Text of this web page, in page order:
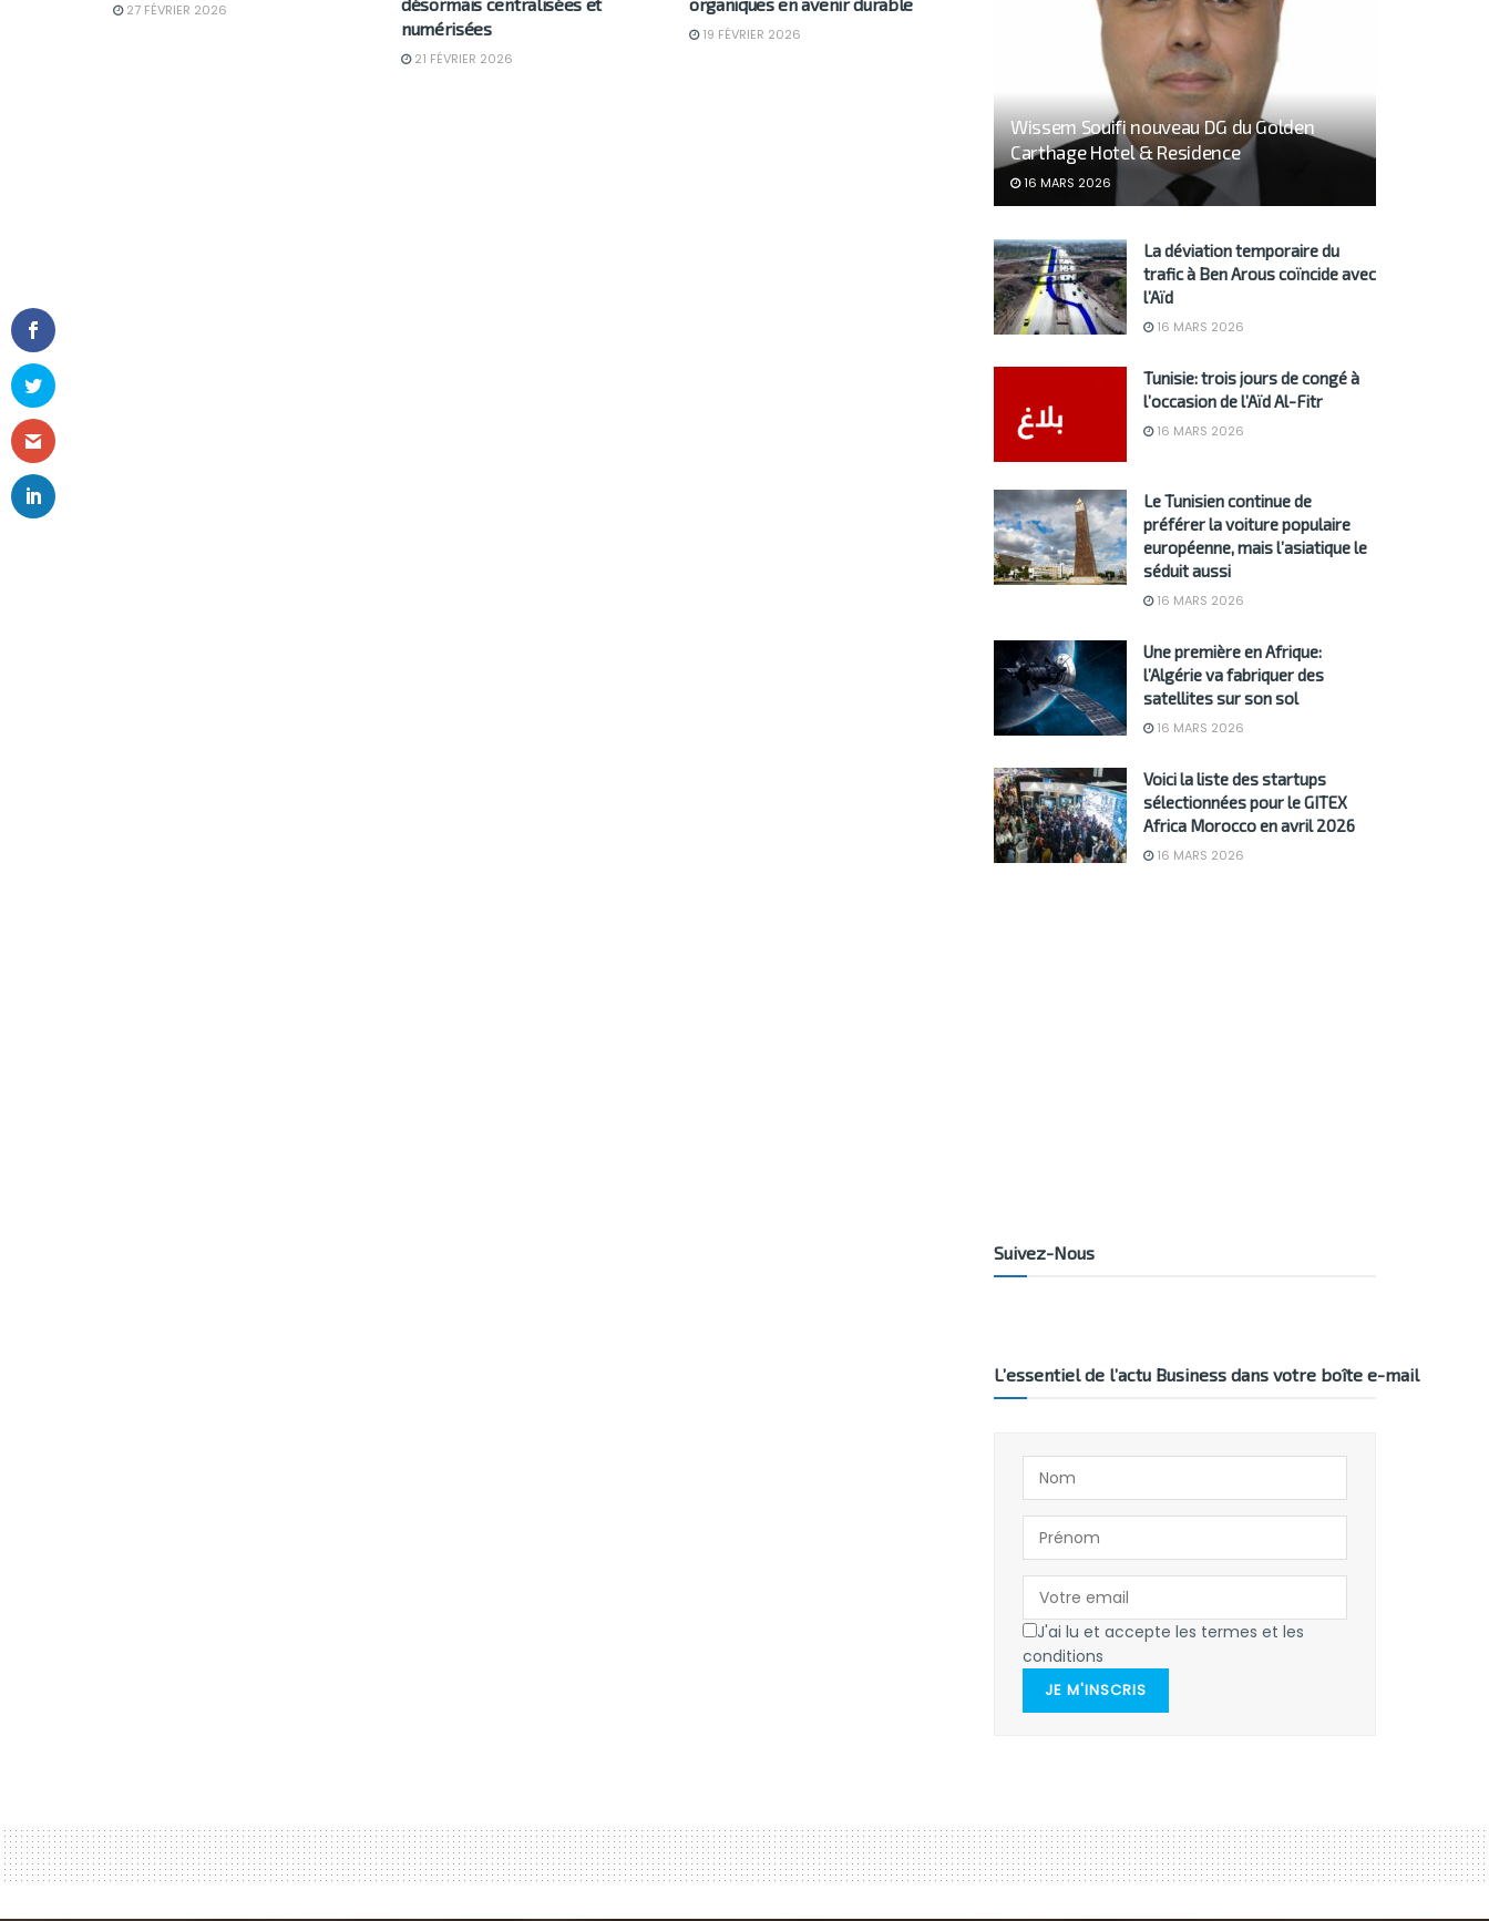
27 FÉVRIER 2026
numérisées
21 FÉVRIER 2026
19 FÉVRIER 2026
Wissem Souifi nouveau DG du Golden
Carthage Hotel & Residence
16 MARS 2026
La déviation temporaire du
trafic à Ben Arous coïncide avec
l’Aïd
16 MARS 2026
Tunisie: trois jours de congé à
l’occasion de l’Aïd Al-Fitr
16 MARS 2026
Le Tunisien continue de
préférer la voiture populaire
européenne, mais l’asiatique le
séduit aussi
16 MARS 2026
Une première en Afrique:
l’Algérie va fabriquer des
satellites sur son sol
16 MARS 2026
Voici la liste des startups
sélectionnées pour le GITEX
Africa Morocco en avril 2026
16 MARS 2026
Suivez-Nous
L’essentiel de l’actu Business dans votre boîte e-mail
J'ai lu et accepte les termes et les
conditions
JE M'INSCRIS